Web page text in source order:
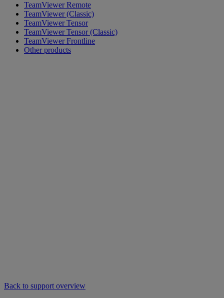
TeamViewer Remote
TeamViewer (Classic)
TeamViewer Tensor
TeamViewer Tensor (Classic)
TeamViewer Frontline
Other products
Back to support overview